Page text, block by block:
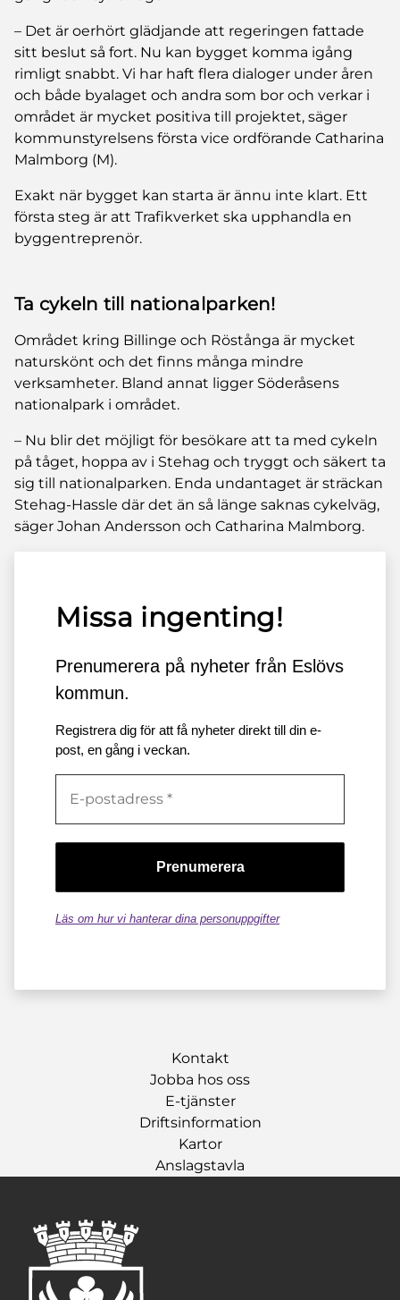
– Det är oerhört glädjande att regeringen fattade
sitt beslut så fort. Nu kan bygget komma igång
rimligt snabbt. Vi har haft flera dialoger under åren
och både byalaget och andra som bor och verkar i
området är mycket positiva till projektet, säger
kommunstyrelsens första vice ordförande Catharina
Malmborg (M).
Exakt när bygget kan starta är ännu inte klart. Ett
första steg är att Trafikverket ska upphandla en
byggentreprenör.
Ta cykeln till nationalparken!
Området kring Billinge och Röstånga är mycket
naturskönt och det finns många mindre
verksamheter. Bland annat ligger Söderåsens
nationalpark i området.
– Nu blir det möjligt för besökare att ta med cykeln
på tåget, hoppa av i Stehag och tryggt och säkert ta
sig till nationalparken. Enda undantaget är sträckan
Stehag-Hassle där det än så länge saknas cykelväg,
säger Johan Andersson och Catharina Malmborg.
Missa ingenting!
Prenumerera på nyheter från Eslövs
kommun.
Registrera dig för att få nyheter direkt till din e-
post, en gång i veckan.
Läs om hur vi hanterar dina personuppgifter
Kontakt
Jobba hos oss
E-tjänster
Driftsinformation
Kartor
Anslagstavla